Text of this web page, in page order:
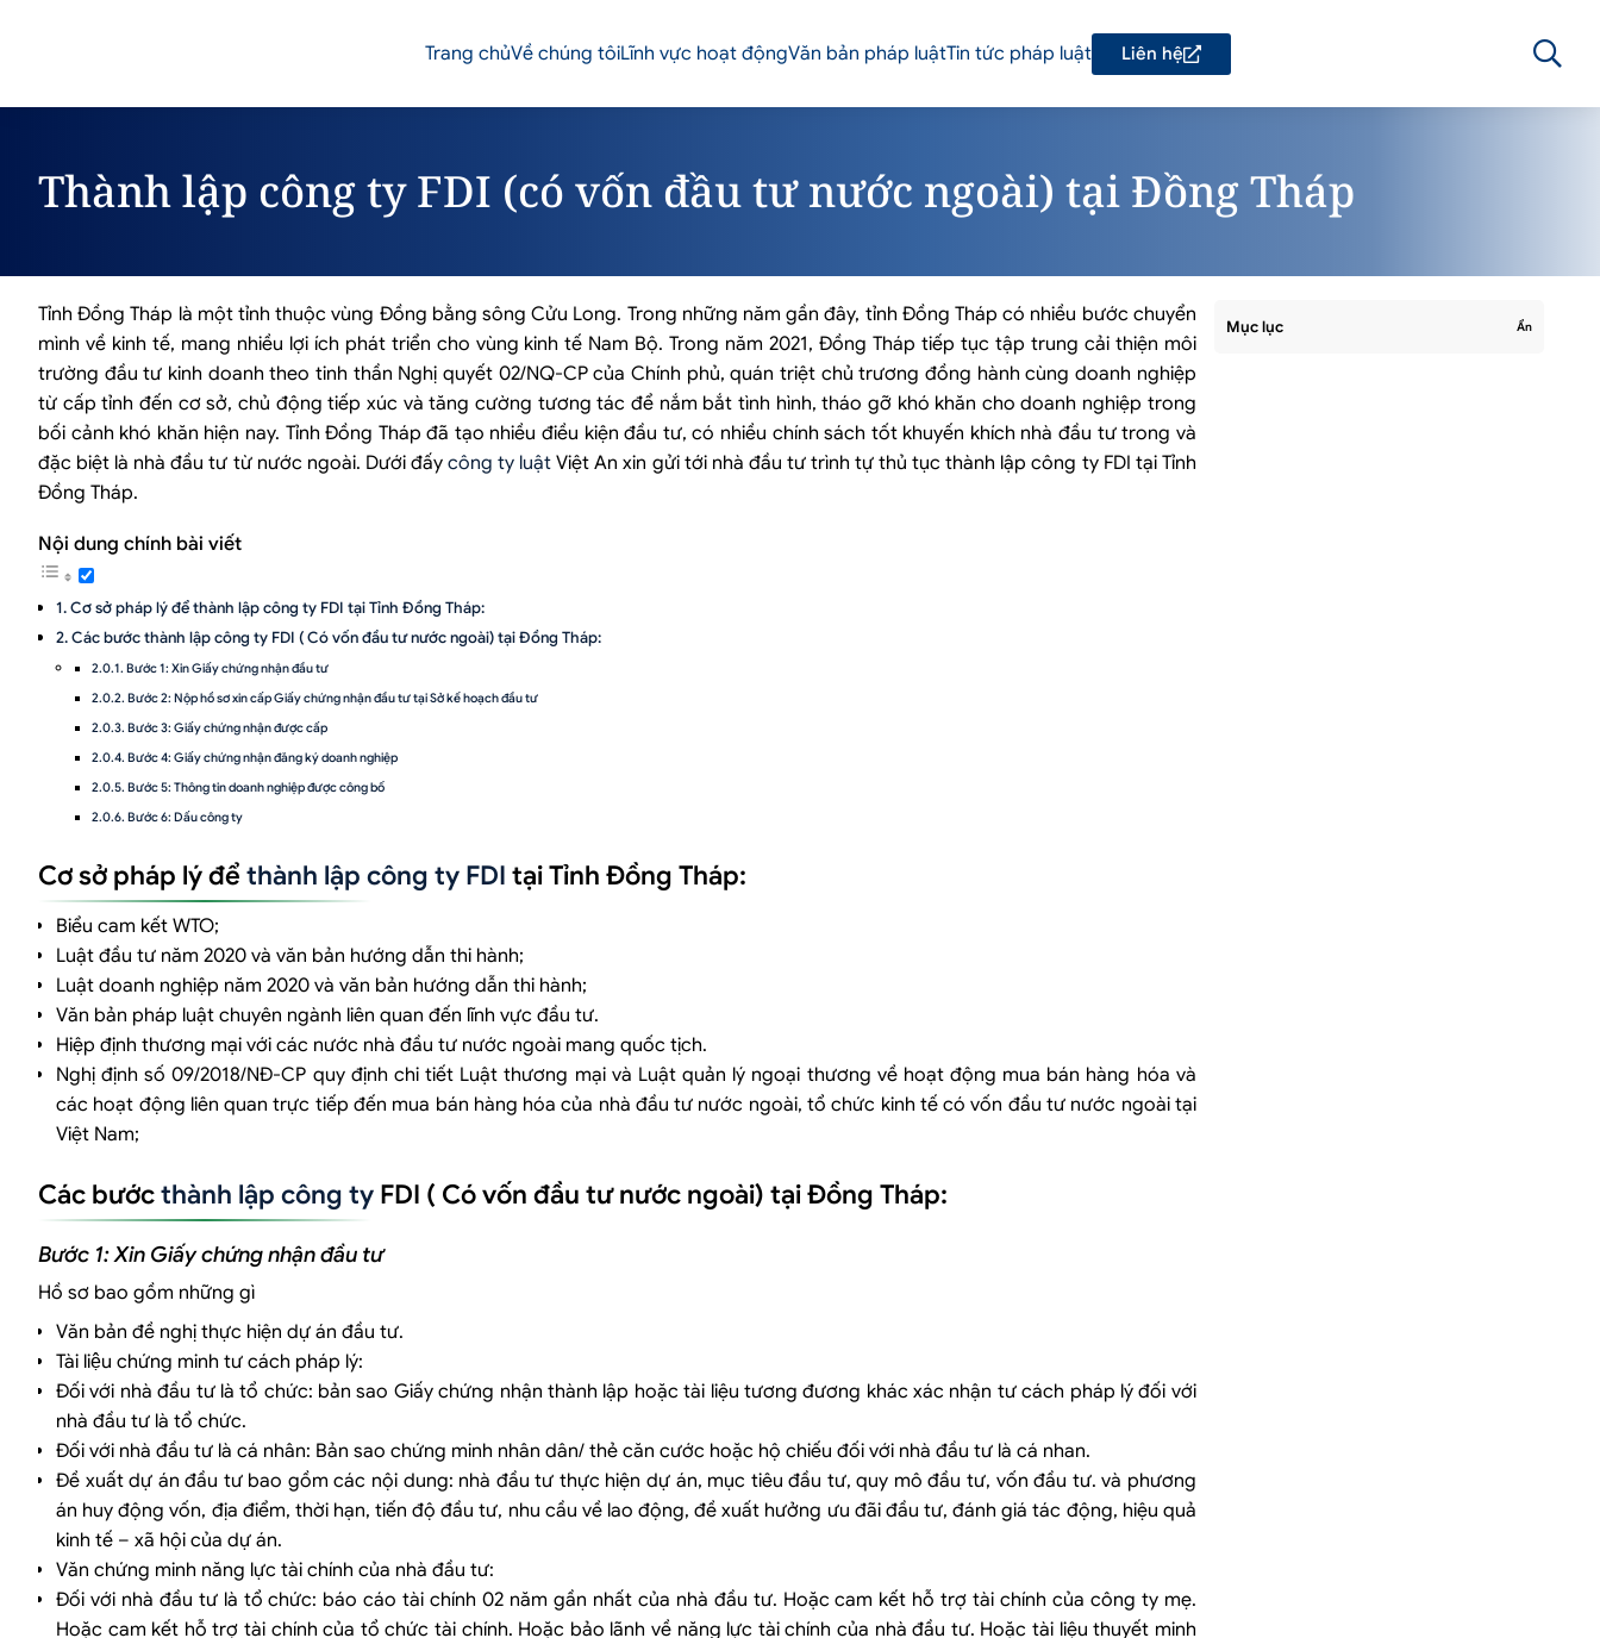
Trang chủVề chúng tôiLĩnh vực hoạt độngVăn bản pháp luậtTin tức pháp luật Liên hệ
Thành lập công ty FDI (có vốn đầu tư nước ngoài) tại Đồng Tháp
Tỉnh Đồng Tháp là một tỉnh thuộc vùng Đồng bằng sông Cửu Long. Trong những năm gần đây, tỉnh Đồng Tháp có nhiều bước chuyển
mình về kinh tế, mang nhiều lợi ích phát triển cho vùng kinh tế Nam Bộ. Trong năm 2021, Đồng Tháp tiếp tục tập trung cải thiện môi
trường đầu tư kinh doanh theo tinh thần Nghị quyết 02/NQ-CP của Chính phủ, quán triệt chủ trương đồng hành cùng doanh nghiệp
từ cấp tỉnh đến cơ sở, chủ động tiếp xúc và tăng cường tương tác để nắm bắt tình hình, tháo gỡ khó khăn cho doanh nghiệp trong
bối cảnh khó khăn hiện nay. Tỉnh Đồng Tháp đã tạo nhiều điều kiện đầu tư, có nhiều chính sách tốt khuyến khích nhà đầu tư trong và
đặc biệt là nhà đầu tư từ nước ngoài. Dưới đấy công ty luật Việt An xin gửi tới nhà đầu tư trình tự thủ tục thành lập công ty FDI tại Tỉnh
Đồng Tháp.
Nội dung chính bài viết
Cơ sở pháp lý để thành lập công ty FDI tại Tỉnh Đồng Tháp:
Các bước thành lập công ty FDI ( Có vốn đầu tư nước ngoài) tại Đồng Tháp:
Bước 1: Xin Giấy chứng nhận đầu tư
Bước 2: Nộp hồ sơ xin cấp Giấy chứng nhận đầu tư tại Sở kế hoạch đầu tư
Bước 3: Giấy chứng nhận được cấp
Bước 4: Giấy chứng nhận đăng ký doanh nghiệp
Bước 5: Thông tin doanh nghiệp được công bố
Bước 6: Dấu công ty
Bước 8: Mở tài khoản đầu tư
Bước 9: Thủ tục sau khi thành lập doanh nghiệp FDI tại Đồng Tháp
Cơ sở pháp lý để thành lập công ty FDI tại Tỉnh Đồng Tháp:
Biểu cam kết WTO;
Luật đầu tư năm 2020 và văn bản hướng dẫn thi hành;
Luật doanh nghiệp năm 2020 và văn bản hướng dẫn thi hành;
Văn bản pháp luật chuyên ngành liên quan đến lĩnh vực đầu tư.
Hiệp định thương mại với các nước nhà đầu tư nước ngoài mang quốc tịch.
Nghị định số 09/2018/NĐ-CP quy định chi tiết Luật thương mại và Luật quản lý ngoại thương về hoạt động mua bán hàng hóa và
các hoạt động liên quan trực tiếp đến mua bán hàng hóa của nhà đầu tư nước ngoài, tổ chức kinh tế có vốn đầu tư nước ngoài tại
Việt Nam;
Các bướcthành lập công ty FDI ( Có vốn đầu tư nước ngoài) tại Đồng Tháp:
Bước 1: Xin Giấy chứng nhận đầu tư
Hồ sơ bao gồm những gì
Văn bản đề nghị thực hiện dự án đầu tư.
Tài liệu chứng minh tư cách pháp lý:
Đối với nhà đầu tư là tổ chức: bản sao Giấy chứng nhận thành lập hoặc tài liệu tương đương khác xác nhận tư cách pháp lý đối với
nhà đầu tư là tổ chức.
Đối với nhà đầu tư là cá nhân: Bản sao chứng minh nhân dân/ thẻ căn cước hoặc hộ chiếu đối với nhà đầu tư là cá nhan.
Đề xuất dự án đầu tư bao gồm các nội dung: nhà đầu tư thực hiện dự án, mục tiêu đầu tư, quy mô đầu tư, vốn đầu tư. và phương
án huy động vốn, địa điểm, thời hạn, tiến độ đầu tư, nhu cầu về lao động, đề xuất hưởng ưu đãi đầu tư, đánh giá tác động, hiệu quả
kinh tế – xã hội của dự án.
Văn chứng minh năng lực tài chính của nhà đầu tư:
Đối với nhà đầu tư là tổ chức: báo cáo tài chính 02 năm gần nhất của nhà đầu tư. Hoặc cam kết hỗ trợ tài chính của công ty mẹ.
Hoặc cam kết hỗ trợ tài chính của tổ chức tài chính. Hoặc bảo lãnh về năng lực tài chính của nhà đầu tư. Hoặc tài liệu thuyết minh
Mục lục Ẩn